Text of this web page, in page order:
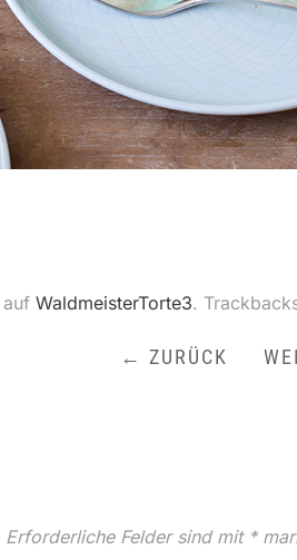
auf WaldmeisterTorte3.
← ZURÜCK
Erforderliche Felder sind mit *